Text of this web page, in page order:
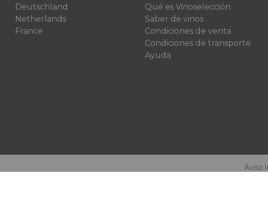
Deutschland
Netherlands
France
Qué es Vinoselección
Saber de vinos
Condiciones de venta
Condiciones de transporte
Ayuda
Aviso